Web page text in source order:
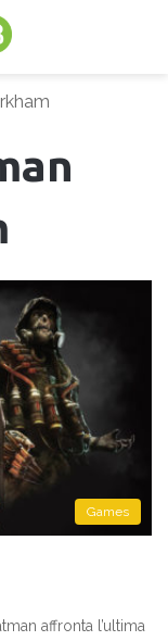
Games
affronta l’ultima